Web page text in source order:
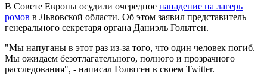
В Совете Европы осудили очередное нападение на лагерь
ромов в Львовской области. Об этом заявил представитель
генерального секретаря органа Даниэль Гольтген.
"Мы напуганы в этот раз из-за того, что один человек погиб.
Мы ожидаем безотлагательного, полного и прозрачного
расследования", - написал Гольтген в своем Twitter.